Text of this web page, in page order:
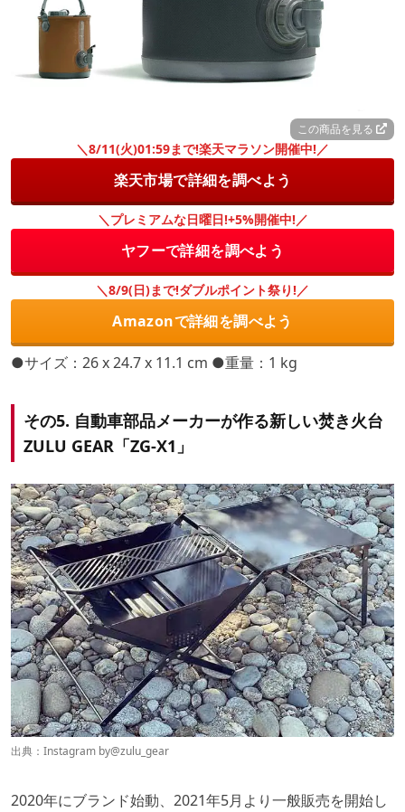
この商品を見る
＼8/11(火)01:59まで!楽天マラソン開催中!／
楽天市場で詳細を調べよう
＼プレミアムな日曜日!+5%開催中!／
ヤフーで詳細を調べよう
＼8/9(日)まで!ダブルポイント祭り!／
Amazonで詳細を調べよう
●サイズ：‎26 x 24.7 x 11.1 cm ●重量：1 kg
その5. 自動車部品メーカーが作る新しい焚き火台
ZULU GEAR「ZG-X1」
出典：Instagram by@zulu_gear
2020年にブランド始動、2021年5月より一般販売を開始し